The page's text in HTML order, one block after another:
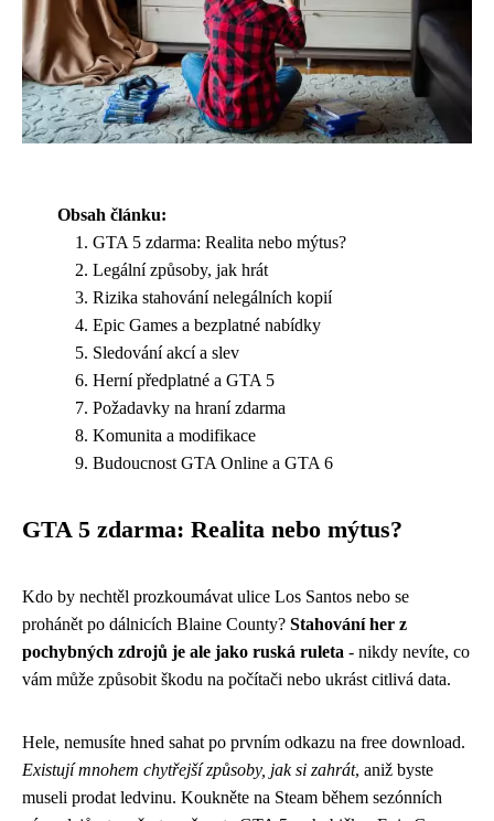
Obsah článku:
GTA 5 zdarma: Realita nebo mýtus?
Legální způsoby, jak hrát
Rizika stahování nelegálních kopií
Epic Games a bezplatné nabídky
Sledování akcí a slev
Herní předplatné a GTA 5
Požadavky na hraní zdarma
Komunita a modifikace
Budoucnost GTA Online a GTA 6
GTA 5 zdarma: Realita nebo mýtus?
Kdo by nechtěl prozkoumávat ulice Los Santos nebo se
prohánět po dálnicích Blaine County? Stahování her z
pochybných zdrojů je ale jako ruská ruleta - nikdy nevíte, co
vám může způsobit škodu na počítači nebo ukrást citlivá data.
Hele, nemusíte hned sahat po prvním odkazu na free download.
Existují mnohem chytřejší způsoby, jak si zahrát, aniž byste
museli prodat ledvinu. Koukněte na Steam během sezónních